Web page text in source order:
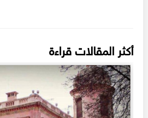
أكثر المقالات قراءة